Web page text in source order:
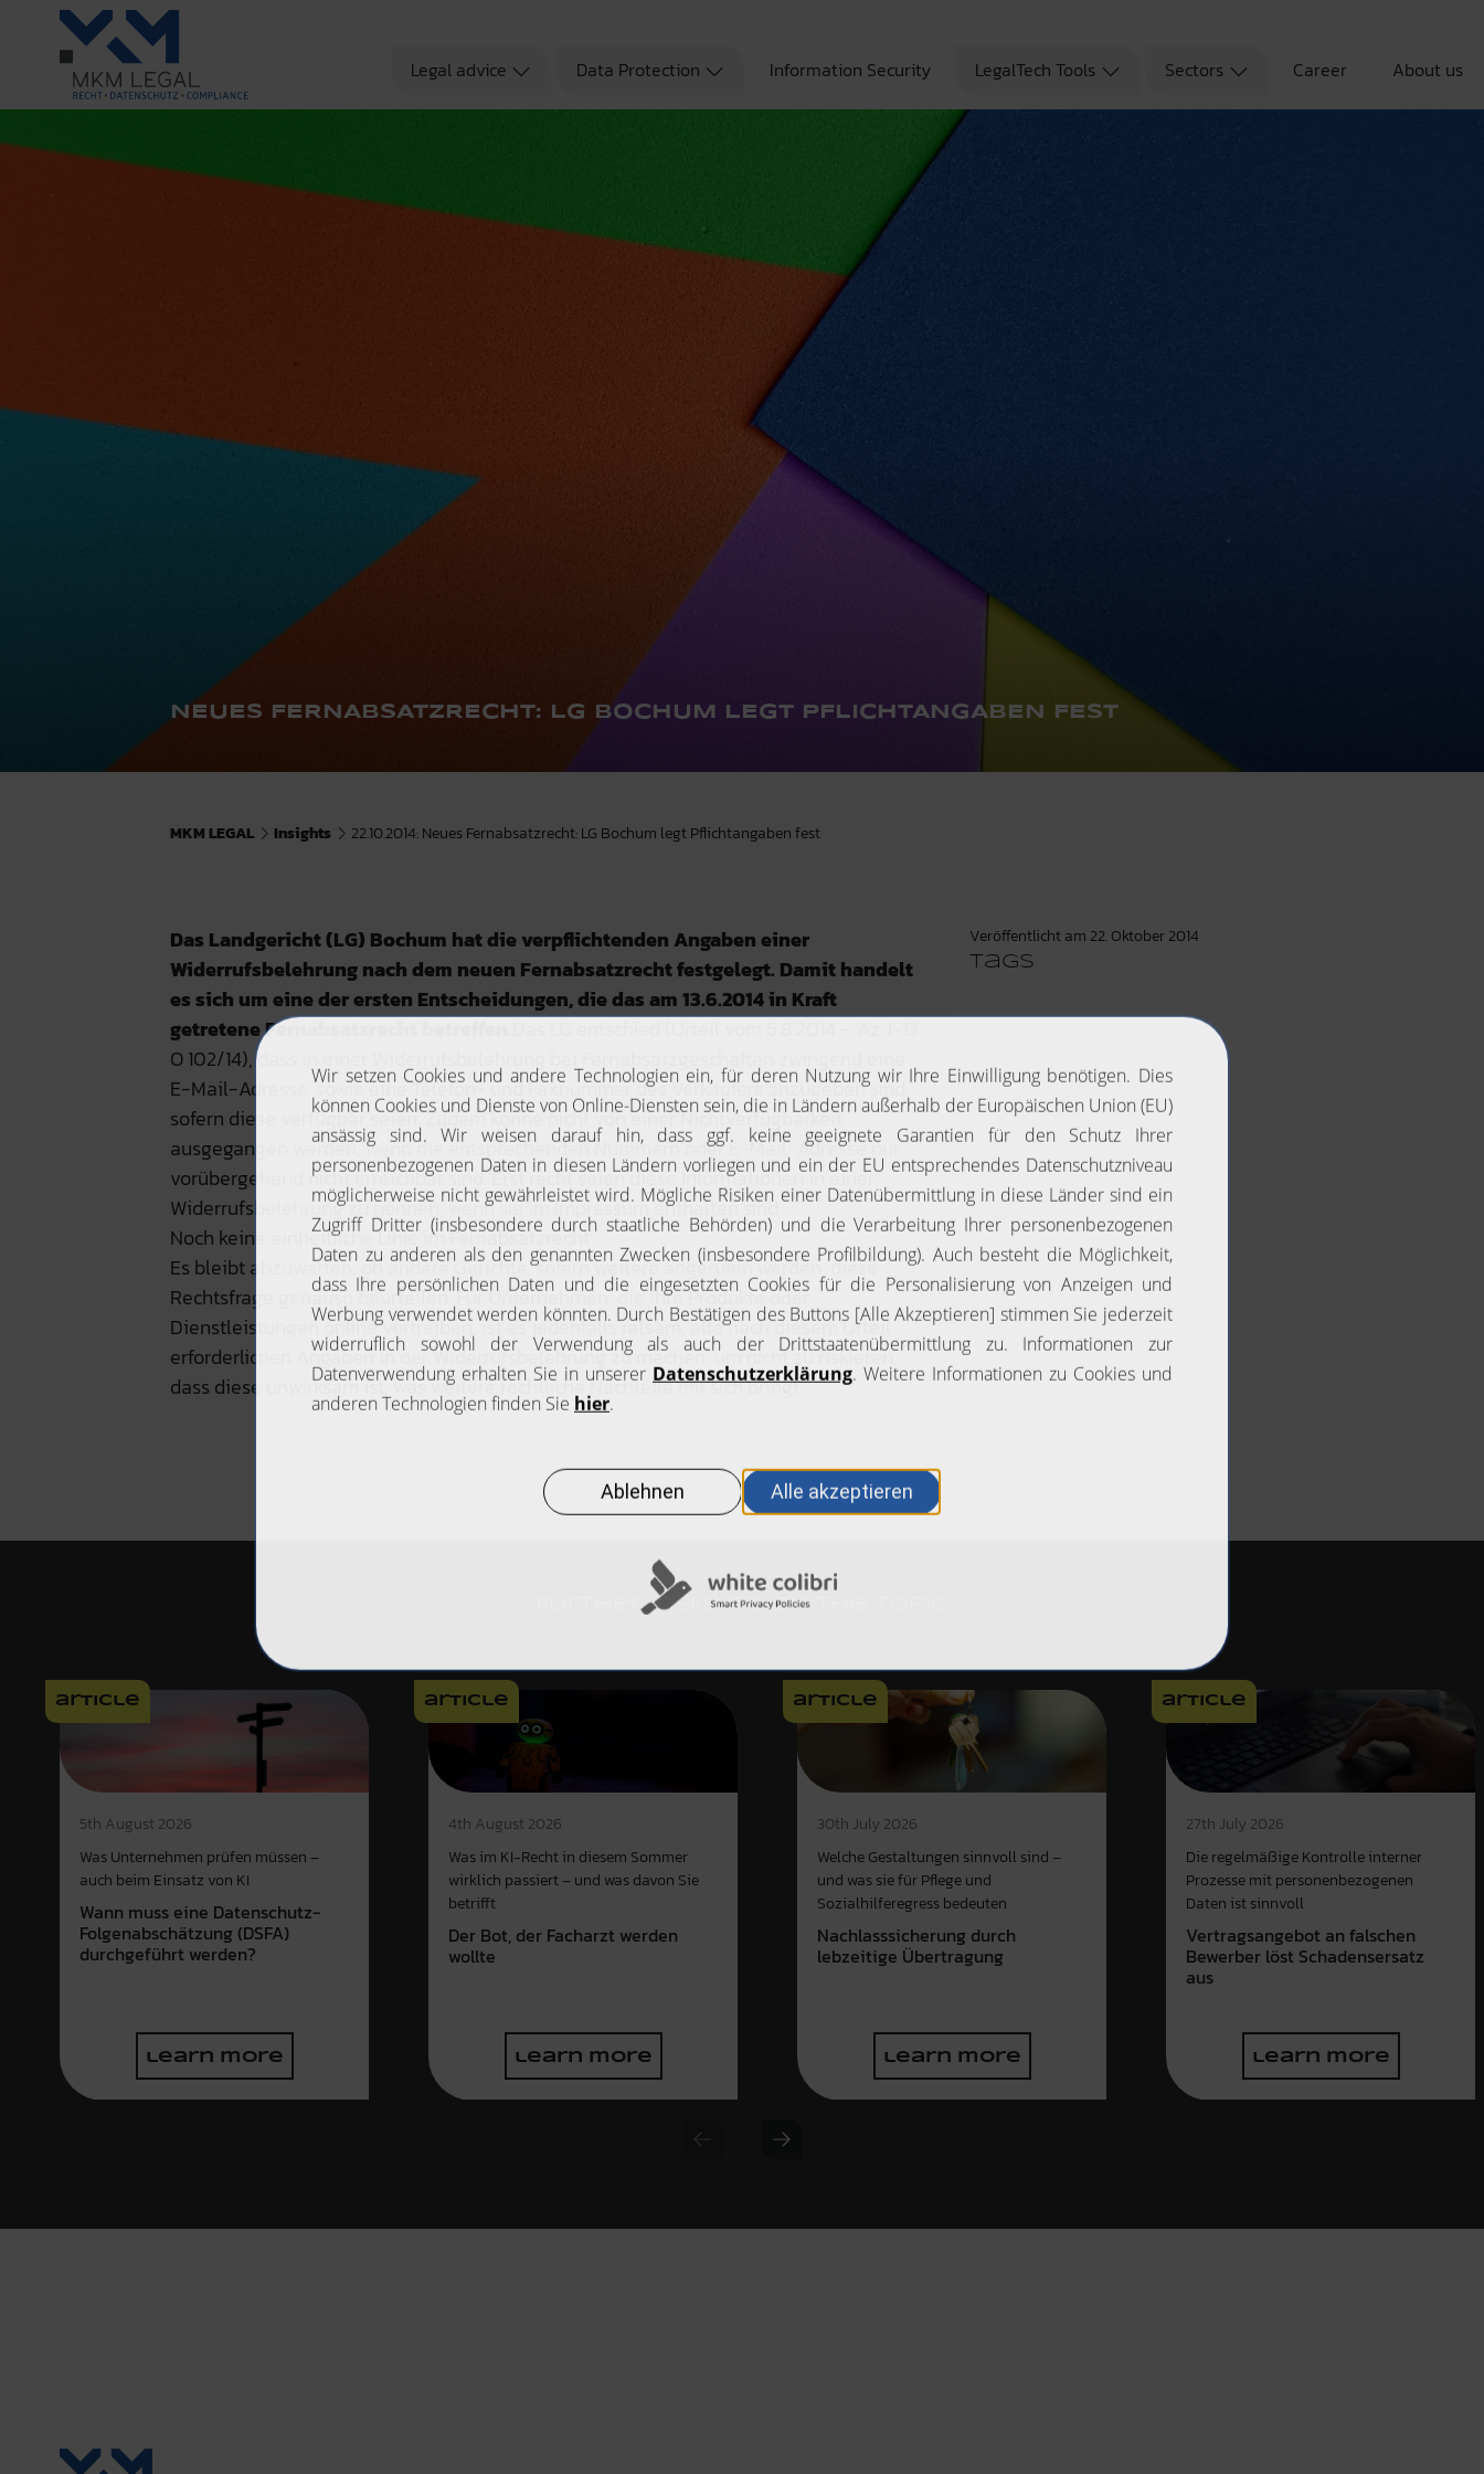
Legal advice Data Protection Information Security LegalTech Tools Sectors Career About us
NEUES FERNABSATZRECHT: LG BOCHUM LEGT PFLICHTANGABEN FEST
MKM LEGAL Insights 22.10.2014: Neues Fernabsatzrecht: LG Bochum legt Pflichtangaben fest
Das Landgericht (LG) Bochum hat die verpflichtenden Angaben einer
Widerrufsbelehrung nach dem neuen Fernabsatzrecht festgelegt. Damit handelt
es sich um eine der ersten Entscheidungen, die das am 13.6.2014 in Kraft
getretene Fernabsatzrecht betreffen.
O 102/14), dass in einer Widerrufsbelehrung bei Fernabsatzgeschäften zwingend eine
E-Mail-Adresse, sowie eine Telefon- und Faxnummer des Verkäufers anzugeben sind,
sofern diese verfügbar seien. Zudem könne nicht von einer Nichtverfügbarkeit
ausgegangen werden, wenn die entsprechenden Nummern oder E-Mail-Adresse nur
vorübergehend nicht erreichbar sind. Erst recht seien diese Informationen in einer
Widerrufsbelehrung zu nennen, wenn sie im Impressum enthalten sind.
Noch keine einheitliche Linie im Fernabsatzrecht
Es bleibt abzuwarten, ob andere Gerichte, sofern weitere angerufen werden, diese
Rechtsfrage genauso beurteilen. Für Unternehmen, die ihre Produkte oder
Dienstleistungen online vertreiben, ist es jedenfalls ratsam, alle nach diesem Urteil
erforderlichen Angaben in der Widerrufsbelehrung zu machen, um nicht zu riskieren,
dass diese unwirksam ist, was weitere rechtliche Nachteile mit sich bringt.
Veröffentlicht am 22. Oktober 2014
Tags
Further insights on the topic
article
5th August 2026
Was Unternehmen prüfen müssen –
auch beim Einsatz von KI
Wann muss eine Datenschutz-
Folgenabschätzung (DSFA)
durchgeführt werden?
learn more
article
4th August 2026
Was im KI-Recht in diesem Sommer
wirklich passiert – und was davon Sie
betrifft
Der Bot, der Facharzt werden
wollte
learn more
article
30th July 2026
Welche Gestaltungen sinnvoll sind –
und was sie für Pflege und
Sozialhilferegress bedeuten
Nachlasssicherung durch
lebzeitige Übertragung
learn more
article
27th July 2026
Die regelmäßige Kontrolle interner
Prozesse mit personenbezogenen
Daten ist sinnvoll
Vertragsangebot an falschen
Bewerber löst Schadensersatz
aus
learn more
Previous slide
Next slide